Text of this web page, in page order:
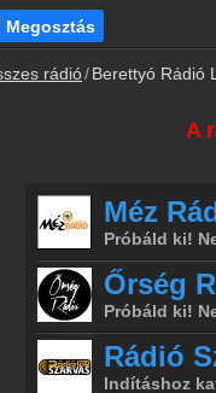
Megosztás
rádió Berettyó Rádió
A